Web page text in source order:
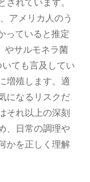
アメリカ人のう
っていると推定
やサルモネラ菌
ても言及してい
増殖します。適
になるリスクだ
それ以上の深刻
、日常の調理や
かを正しく理解